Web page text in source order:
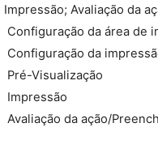
Impressão; Avaliação da
 Configuração da área de
 Configuração da
 Pré-Visualização
 Impressão
 Avaliação da ação/